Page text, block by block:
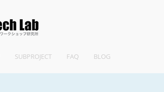
SUBPROJECT FAQ BLOG